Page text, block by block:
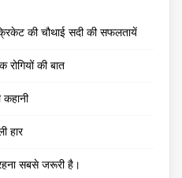
की चौथाई सदी की सफलतायें
रोगियों की बात
हार
सबसे जरूरी है।